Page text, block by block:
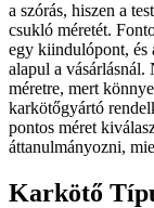
a szórás, hiszen a
csukló méretét.
egy kiindulópont, és
alapul a vásárlásnál.
méretre, mert
karkötőgyártó
pontos méret
áttanulmányozni,
Karkötő